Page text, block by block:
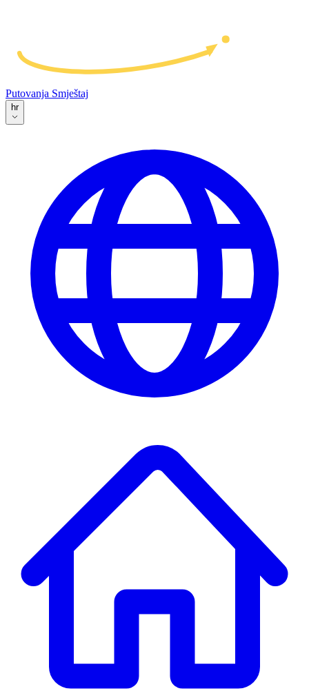
Putovanja Smještaj
hr